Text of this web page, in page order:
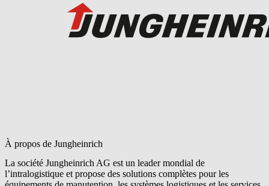
À propos de Jungheinrich
La société Jungheinrich AG est un leader mondial de
l’intralogistique et propose des solutions complètes pour les